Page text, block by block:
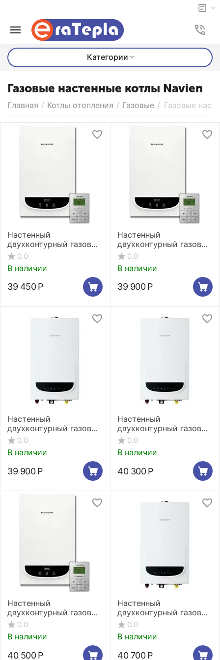
Категории
Газовые настенные котлы Navien
Главная / Котлы отопления / Газовые / Газовые
Настенный
двухконтурный газовый
котел Navien Deluxe
Comfort 13K
0.0
В наличии
39 450 Р
Настенный
двухконтурный газовый
котел Navien Deluxe
Comfort 16K
0.0
В наличии
39 900 Р
Настенный
двухконтурный газовый
котел Navien Deluxe
Comfort Plus 13K
0.0
В наличии
39 900 Р
Настенный
двухконтурный газовый
котел Navien Deluxe
Comfort Plus 16K
0.0
В наличии
40 300 Р
Настенный
двухконтурный газовый
котел Navien Deluxe
Comfort 24K
0.0
В наличии
40 500 Р
Настенный
двухконтурный газовый
котел Navien Deluxe
Comfort Plus 20K
0.0
В наличии
40 700 Р